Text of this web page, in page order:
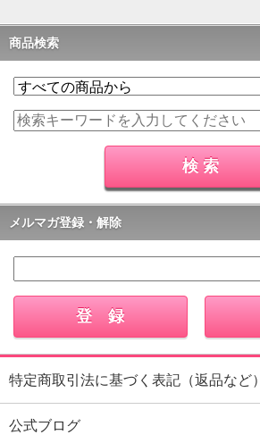
商品検索
メルマガ登録・解除
特定商取引法に基づく表記（返品など）
公式ブログ